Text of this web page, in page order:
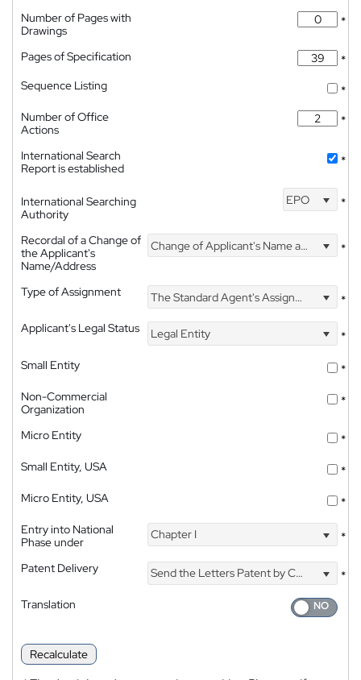
Number of Pages with
Drawings
*
Pages of Specification
*
Sequence Listing
*
Number of Office
Actions
*
International Search
Report is established
*
International Searching
Authority
EPO *
Recordal of a Change of
the Applicant's
Name/Address
Change of Applicant's Name and Address *
Type of Assignment The Standard Agent's Assignment
*
Applicant's Legal Status
Legal Entity
*
Small Entity
*
Non-Commercial
Organization
*
Micro Entity
*
Small Entity, USA
*
Micro Entity, USA
*
Entry into National
Phase under
Chapter I *
Patent Delivery Send the Letters Patent by Courier
*
Translation
Recalculate